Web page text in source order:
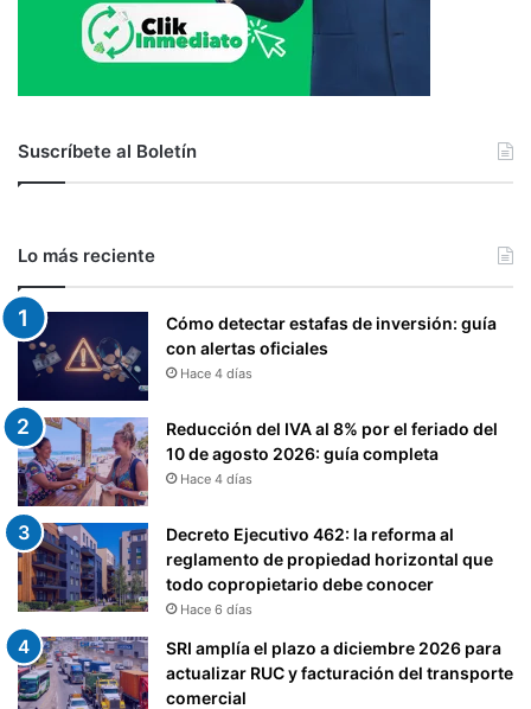
Suscríbete al Boletín
Lo más reciente
Cómo detectar estafas de inversión: guía
con alertas oficiales
Hace 4 días
Reducción del IVA al 8% por el feriado del
10 de agosto 2026: guía completa
Hace 4 días
Decreto Ejecutivo 462: la reforma al
reglamento de propiedad horizontal que
todo copropietario debe conocer
Hace 6 días
SRI amplía el plazo a diciembre 2026 para
actualizar RUC y facturación del transporte
comercial